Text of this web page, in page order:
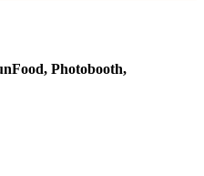
Photobooth,